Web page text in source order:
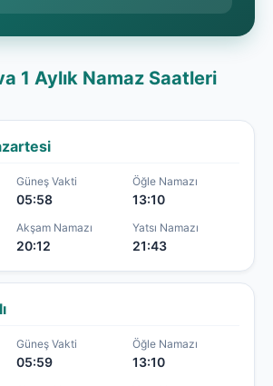
1 Aylık Namaz Saatleri
Güneş Vakti
05:58
Öğle Namazı
13:10
Akşam Namazı
20:12
Yatsı Namazı
21:43
Güneş Vakti
05:59
Öğle Namazı
13:10